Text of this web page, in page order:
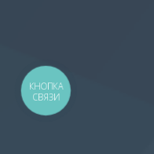
КНОПКА
СВЯЗИ